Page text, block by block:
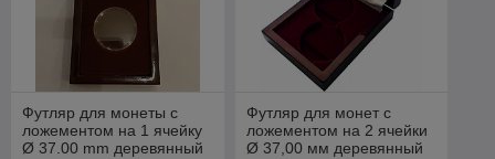
Футляр для монеты с
ложементом на 1 ячейку
Ø 37.00 mm деревянный
Футляр для монет с
ложементом на 2 ячейки
Ø 37,00 мм деревянный